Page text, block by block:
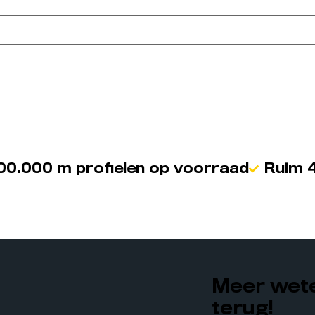
m profielen op voorraad Ruim
Meer
terug!